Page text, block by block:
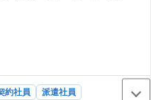
約社員
派遣社員